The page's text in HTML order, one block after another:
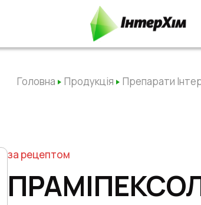
Головна Продукція Препарати
за рецептом